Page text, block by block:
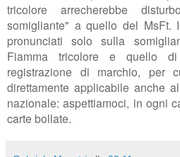
tricolore arrecherebbe
somigliante" a quello del
pronunciati solo sulla
Fiamma tricolore e quello
registrazione di marchio, per
direttamente applicabile anche
nazionale: aspettiamoci, in ogni
carte bollate.